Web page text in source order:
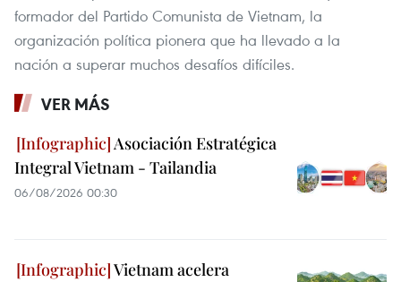
formador del Partido Comunista de Vietnam, la
organización política pionera que ha llevado a la
nación a superar muchos desafíos difíciles.
VER MÁS
Asociación Estratégica
Integral Vietnam - Tailandia
06/08/2026 00:30
Vietnam acelera